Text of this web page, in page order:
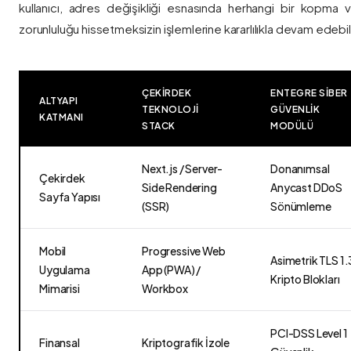
kullanıcı, adres değişikliği esnasında herhangi bir
zorunluluğu hissetmeksizin işlemlerine kararlılıkla devam
ALTYAPI
KATMANI
ÇEKIRDEK
TEKNOLOJI
STACK
ENTEGRE SIBER
GÜVENLIK
MODÜLÜ
Çekirdek
Sayfa Yapısı
Next.js / Server-
Side Rendering
(SSR)
Donanımsal
Anycast DDoS
Sönümleme
Mobil
Uygulama
Mimarisi
Progressive Web
App (PWA) /
Workbox
Asimetrik TLS
Kripto Blokları
Finansal Kriptografik İzole
PCI-DSS Level 1